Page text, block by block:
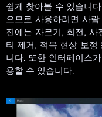
쉽게 찾아볼 수 있습니
으므로 사용하려면 사
진에는 자르기, 회전,
티 제거, 적목 현상 보정
니다. 또한 인터페이스
용할 수 있습니다.